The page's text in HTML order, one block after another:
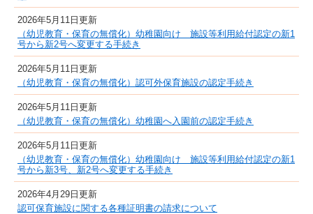
2026年5月11日更新
（幼児教育・保育の無償化）幼稚園向け 施設等利用給付認定の新1
号から新2号へ変更する手続き
2026年5月11日更新
（幼児教育・保育の無償化）認可外保育施設の認定手続き
2026年5月11日更新
（幼児教育・保育の無償化）幼稚園へ入園前の認定手続き
2026年5月11日更新
（幼児教育・保育の無償化）幼稚園向け 施設等利用給付認定の新1
号から新3号、新2号へ変更する手続き
2026年4月29日更新
認可保育施設に関する各種証明書の請求について